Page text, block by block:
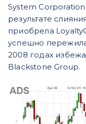
System
результате
приобрела
успешно
2008 годах
Blackstone Group.